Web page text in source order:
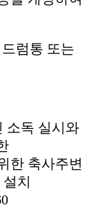
럼통 또는
소독 실시와
한 축사주변
치